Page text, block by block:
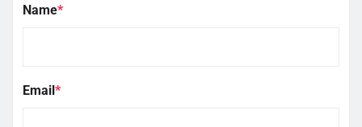
Name*
Email*